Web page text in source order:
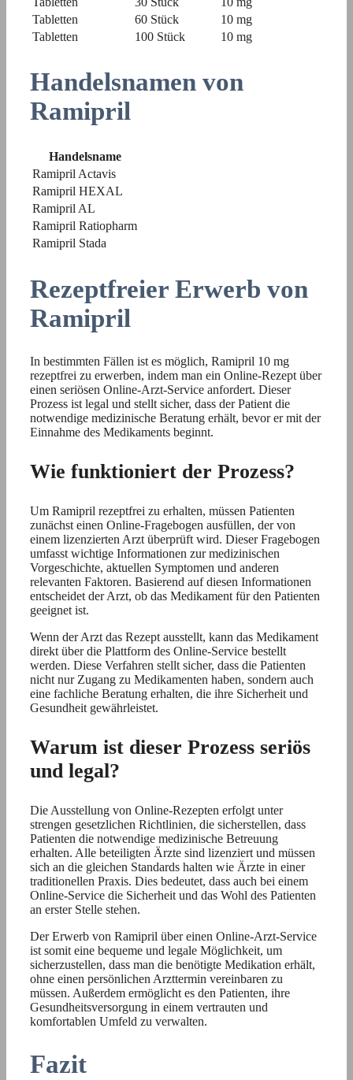
Tabletten
60 Stück
10 mg
Tabletten
100 Stück 10 mg
Handelsnamen von
Ramipril
Handelsname
Ramipril Actavis
Ramipril HEXAL
Ramipril AL
Ramipril Ratiopharm
Ramipril Stada
Rezeptfreier Erwerb von
Ramipril
In bestimmten Fällen ist es möglich, Ramipril 10 mg
rezeptfrei zu erwerben, indem man ein Online-Rezept über
einen seriösen Online-Arzt-Service anfordert. Dieser
Prozess ist legal und stellt sicher, dass der Patient die
notwendige medizinische Beratung erhält, bevor er mit der
Einnahme des Medikaments beginnt.
Wie funktioniert der Prozess?
Um Ramipril rezeptfrei zu erhalten, müssen Patienten
zunächst einen Online-Fragebogen ausfüllen, der von
einem lizenzierten Arzt überprüft wird. Dieser Fragebogen
umfasst wichtige Informationen zur medizinischen
Vorgeschichte, aktuellen Symptomen und anderen
relevanten Faktoren. Basierend auf diesen Informationen
entscheidet der Arzt, ob das Medikament für den Patienten
geeignet ist.
Wenn der Arzt das Rezept ausstellt, kann das Medikament
direkt über die Plattform des Online-Service bestellt
werden. Diese Verfahren stellt sicher, dass die Patienten
nicht nur Zugang zu Medikamenten haben, sondern auch
eine fachliche Beratung erhalten, die ihre Sicherheit und
Gesundheit gewährleistet.
Warum ist dieser Prozess seriös
und legal?
Die Ausstellung von Online-Rezepten erfolgt unter
strengen gesetzlichen Richtlinien, die sicherstellen, dass
Patienten die notwendige medizinische Betreuung
erhalten. Alle beteiligten Ärzte sind lizenziert und müssen
sich an die gleichen Standards halten wie Ärzte in einer
traditionellen Praxis. Dies bedeutet, dass auch bei einem
Online-Service die Sicherheit und das Wohl des Patienten
an erster Stelle stehen.
Der Erwerb von Ramipril über einen Online-Arzt-Service
ist somit eine bequeme und legale Möglichkeit, um
sicherzustellen, dass man die benötigte Medikation erhält,
ohne einen persönlichen Arzttermin vereinbaren zu
müssen. Außerdem ermöglicht es den Patienten, ihre
Gesundheitsversorgung in einem vertrauten und
komfortablen Umfeld zu verwalten.
Fazit